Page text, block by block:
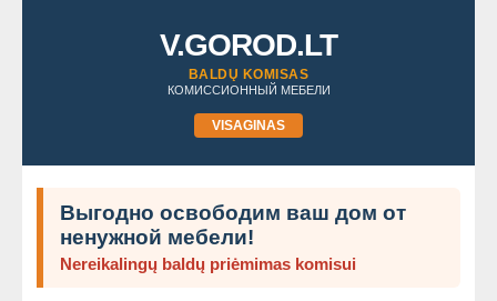
V.GOROD.LT
BALDŲ KOMISAS
КОМИССИОННЫЙ МЕБЕЛИ
VISAGINAS
Выгодно освободим ваш дом от
ненужной мебели!
Nereikalingų baldų priėmimas komisui